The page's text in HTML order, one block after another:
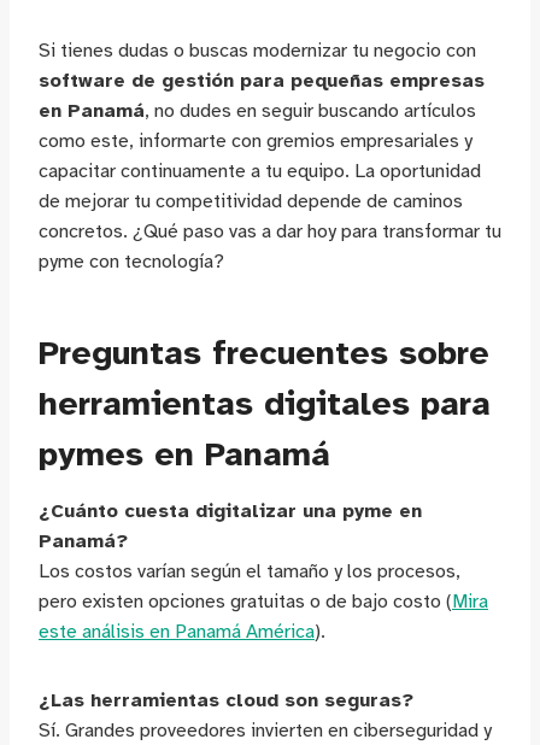
Si tienes dudas o buscas modernizar tu negocio con
software de gestión para pequeñas empresas
en Panamá, no dudes en seguir buscando artículos
como este, informarte con gremios empresariales y
capacitar continuamente a tu equipo. La oportunidad
de mejorar tu competitividad depende de caminos
concretos. ¿Qué paso vas a dar hoy para transformar tu
pyme con tecnología?
Preguntas frecuentes sobre
herramientas digitales para
pymes en Panamá
¿Cuánto cuesta digitalizar una pyme en
Panamá?
Los costos varían según el tamaño y los procesos,
pero existen opciones gratuitas o de bajo costo (Mira
este análisis en Panamá América).
¿Las herramientas cloud son seguras?
Sí. Grandes proveedores invierten en ciberseguridad y